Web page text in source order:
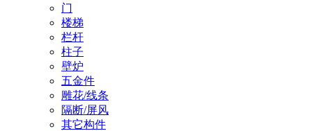
门
楼梯
栏杆
柱子
壁炉
五金件
雕花/线条
隔断/屏风
其它构件